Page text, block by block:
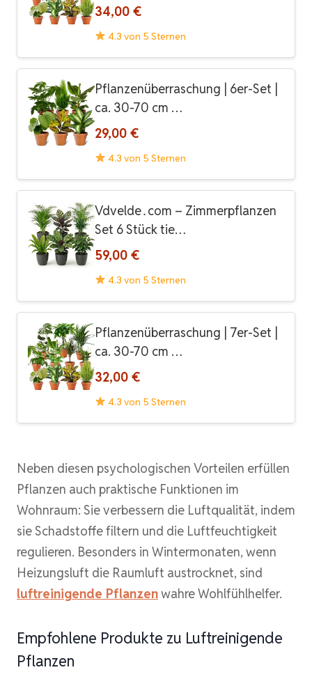
34,00 €
4.3 von 5 Sternen
Pflanzenüberraschung | 6er-Set |
ca. 30-70 cm …
29,00 €
4.3 von 5 Sternen
Vdvelde․com – Zimmerpflanzen
Set 6 Stück tie…
59,00 €
4.3 von 5 Sternen
Pflanzenüberraschung | 7er-Set |
ca. 30-70 cm …
32,00 €
4.3 von 5 Sternen
Neben diesen psychologischen Vorteilen erfüllen
Pflanzen auch praktische Funktionen im
Wohnraum: Sie verbessern die Luftqualität, indem
sie Schadstoffe filtern und die Luftfeuchtigkeit
regulieren. Besonders in Wintermonaten, wenn
Heizungsluft die Raumluft austrocknet, sind
luftreinigende Pflanzenwahre Wohlfühlhelfer.
Empfohlene Produkte zu Luftreinigende
Pflanzen